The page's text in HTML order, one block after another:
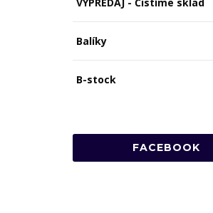
Balíky
B-stock
FACEBOOK